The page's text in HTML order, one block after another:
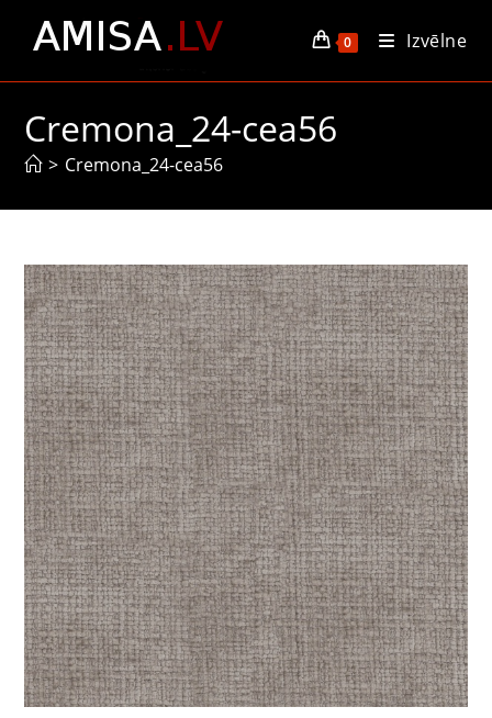
0 Izvēlne
Cremona_24-cea56
> Cremona_24-cea56